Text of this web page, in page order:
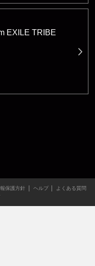
EXILE TRIBE
保護方針 ヘルプ
よくある質問